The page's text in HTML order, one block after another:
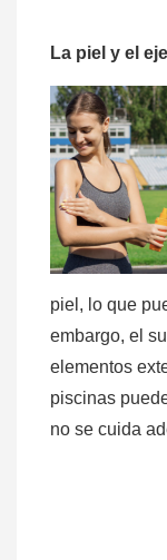
La piel y el
piel, lo que
embargo, el
elementos
piscinas
no se cuida